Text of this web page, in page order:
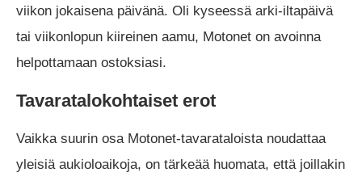
viikon jokaisena päivänä. Oli kyseessä arki-iltapäivä
tai viikonlopun kiireinen aamu, Motonet on avoinna
helpottamaan ostoksiasi.
Tavaratalokohtaiset erot
Vaikka suurin osa Motonet-tavarataloista noudattaa
yleisiä aukioloaikoja, on tärkeää huomata, että joillakin